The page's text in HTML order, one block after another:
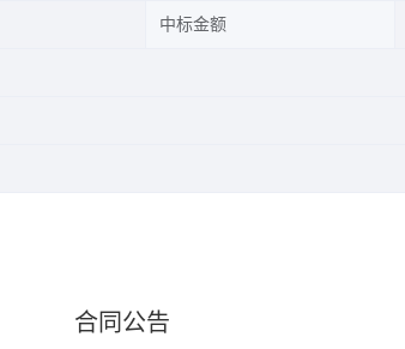
中标金额
合同公告